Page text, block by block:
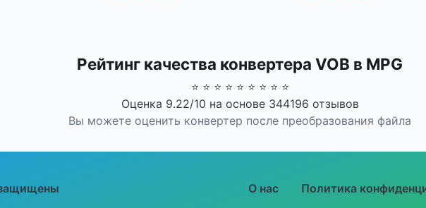
Рейтинг качества конвертера VOB в MPG
⭐ ⭐ ⭐ ⭐ ⭐ ⭐ ⭐ ⭐ ⭐
Оценка 9.22/10 на основе 344196 отзывов
Вы можете оценить конвертер после преобразования файла
О нас Политика